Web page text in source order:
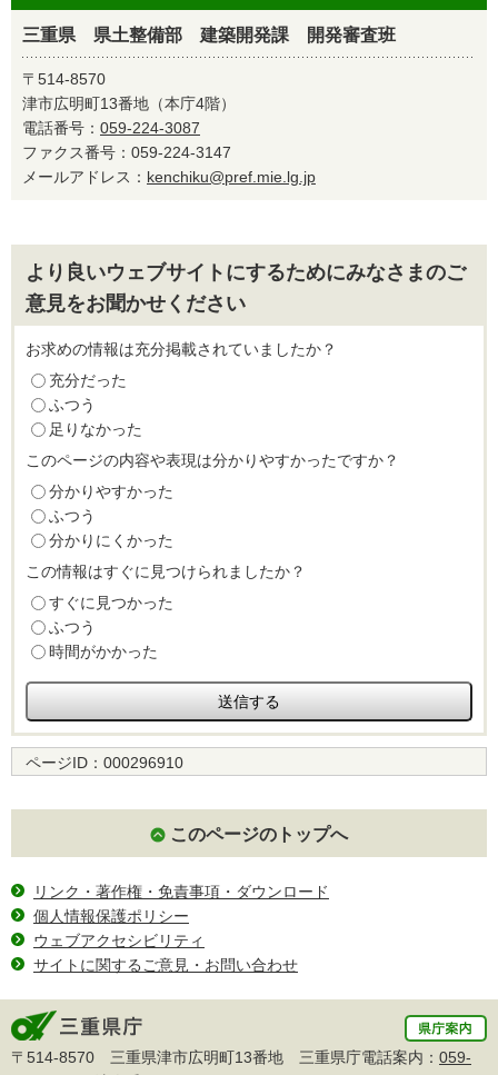
三重県 県土整備部 建築開発課 開発審査班
〒514-8570
津市広明町13番地（本庁4階）
電話番号： 059-224-3087
ファクス番号：059-224-3147
メールアドレス： kenchiku@pref.mie.lg.jp
より良いウェブサイトにするためにみなさまのご
意見をお聞かせください
お求めの情報は充分掲載されていましたか？
充分だった
ふつう
足りなかった
このページの内容や表現は分かりやすかったですか？
分かりやすかった
ふつう
分かりにくかった
この情報はすぐに見つけられましたか？
すぐに見つかった
ふつう
時間がかかった
ページID： 000296910
このページのトップへ
リンク・著作権・免責事項・ダウンロード
個人情報保護ポリシー
ウェブアクセシビリティ
サイトに関するご意見・お問い合わせ
〒514-8570 三重県津市広明町13番地 三重県庁電話案内： 059-